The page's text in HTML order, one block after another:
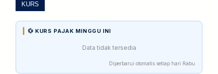
KURS
💱 KURS PAJAK MINGGU INI
Data tidak tersedia
Diperbarui otomatis setiap hari Rabu